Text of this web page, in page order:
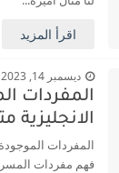
اقرأ المزيد
ديسمبر 14, 2023
المفردات
الانجليزية
المفردات الموجودة
فهم مفردات المسرح